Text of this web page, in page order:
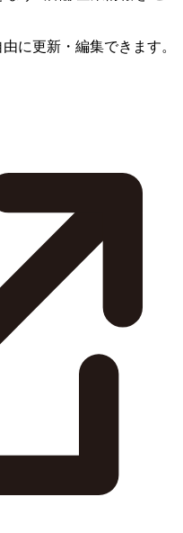
に更新・編集できます。